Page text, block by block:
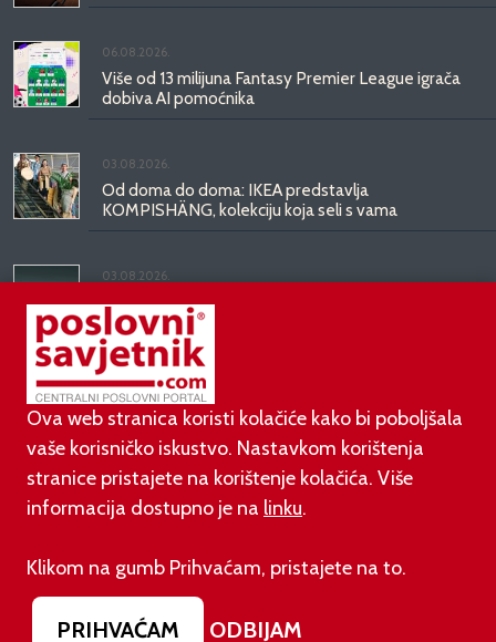
06.08.2026.
Više od 13 milijuna Fantasy Premier League igrača
dobiva AI pomoćnika
03.08.2026.
Od doma do doma: IKEA predstavlja
KOMPISHÄNG, kolekciju koja seli s vama
03.08.2026.
Kineski BYD predstavio luksuznu limuzinu veću od
Mercedesove S-klase, obećava domet do 1.000
kilometara
Footer menu
O nama Impressum
Uvjeti korištenja
Ova web stranica koristi kolačiće kako bi poboljšala
vaše korisničko iskustvo. Nastavkom korištenja
stranice pristajete na korištenje kolačića. Više
informacija dostupno je na linku.
Klikom na gumb Prihvaćam, pristajete na to.
PRIHVAĆAM ODBIJAM